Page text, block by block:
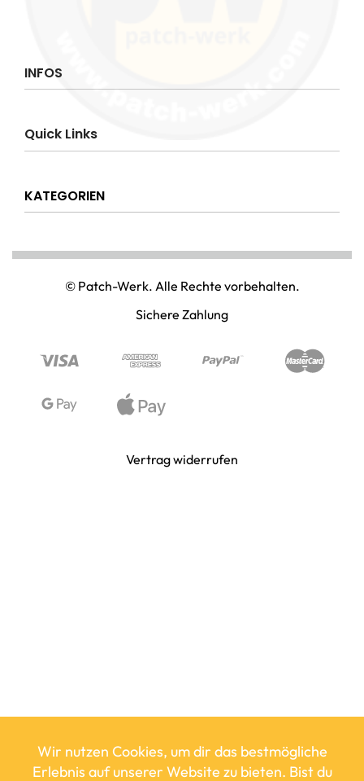
INFOS
Widerrufsrecht
Versandkostenpauschale
Quick Links
Mein Konto
KATEGORIEN
PAINTBALL & AIRSOFT
PUNISHER & SKULLS
WIKINGER & MITTELALTERWELTEN
© Patch-Werk. Alle Rechte vorbehalten.
Sichere Zahlung
Vertrag widerrufen